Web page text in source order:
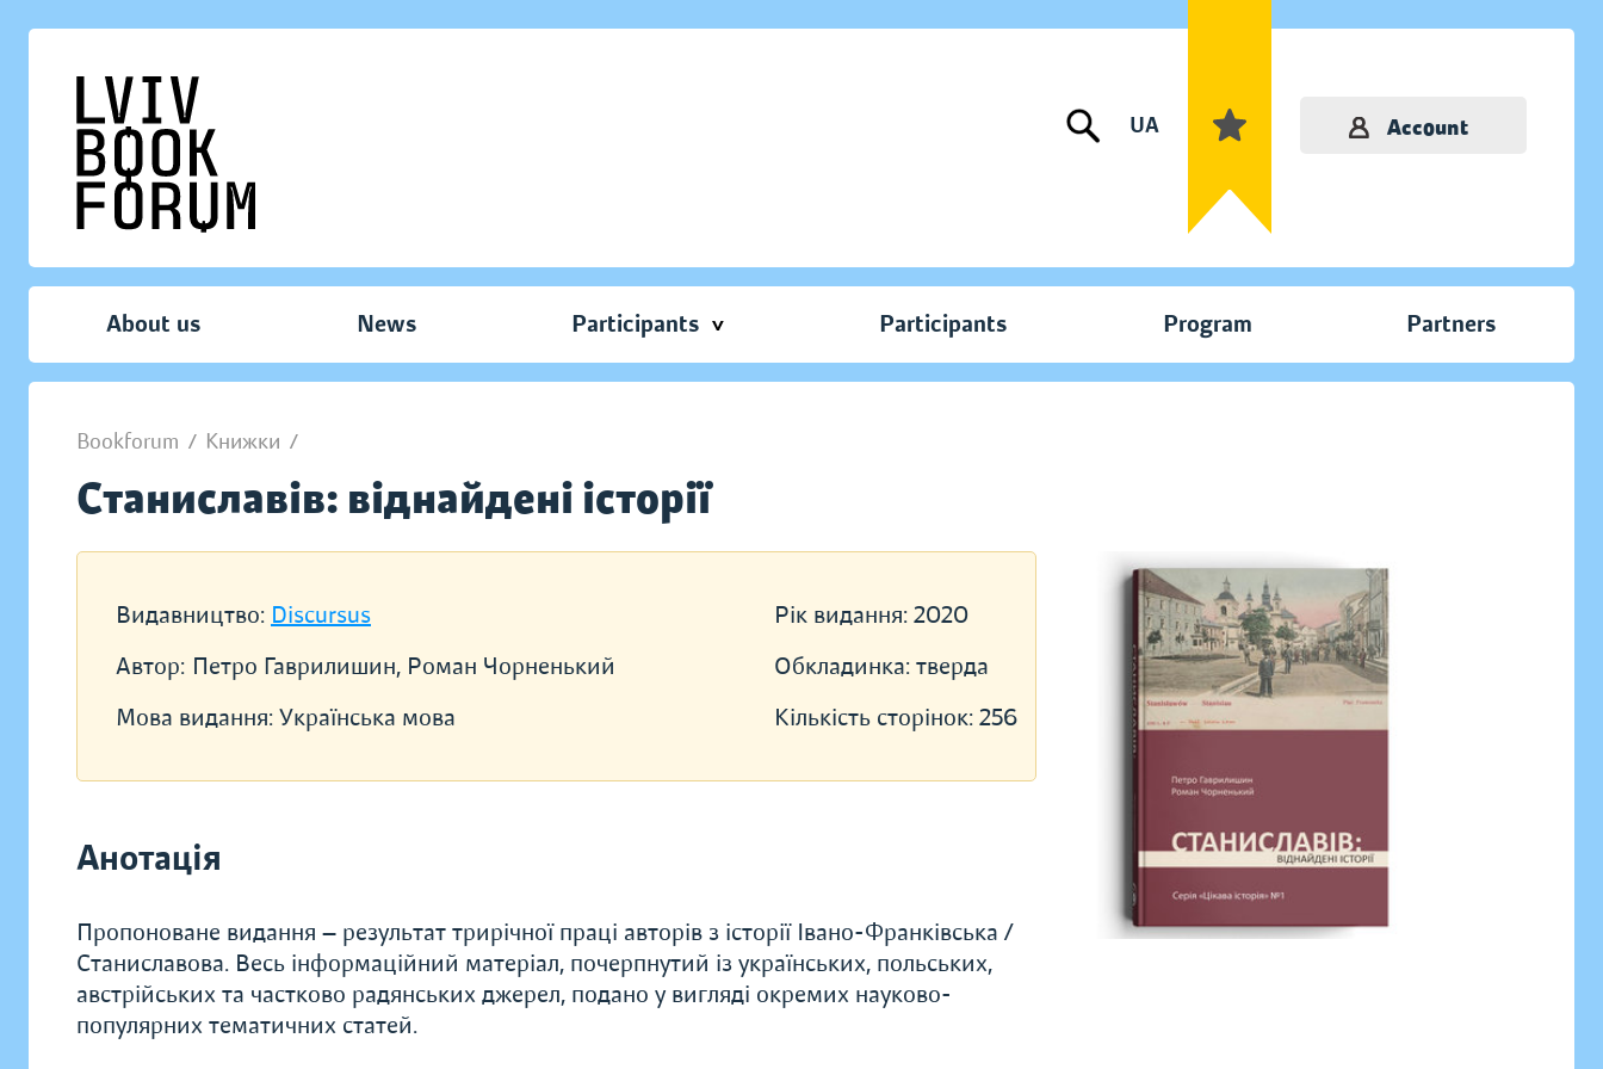
UA Account
About us News Participants Participants Program Partners
Bookforum / Книжки /
Станиславів: віднайдені історії
Видавництво: Discursus
Автор: Петро Гаврилишин, Роман Чорненький
Мова видання: Українська мова
Рік видання: 2020
Обкладинка: тверда
Кількість сторінок: 256
Анотація
Пропоноване видання — результат трирічної праці авторів з історії Івано-Франківська /
Станиславова. Весь інфор­маційний матеріал, почерпнутий із українських, польських,
австрійських та частково радянських джерел, подано у вигляді окремих науково-
популярних тематичних статей.